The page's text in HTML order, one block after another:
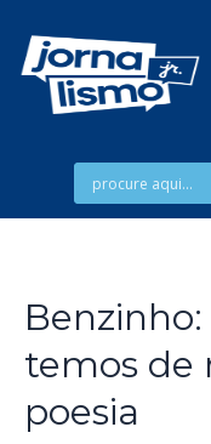
temos de
poesia